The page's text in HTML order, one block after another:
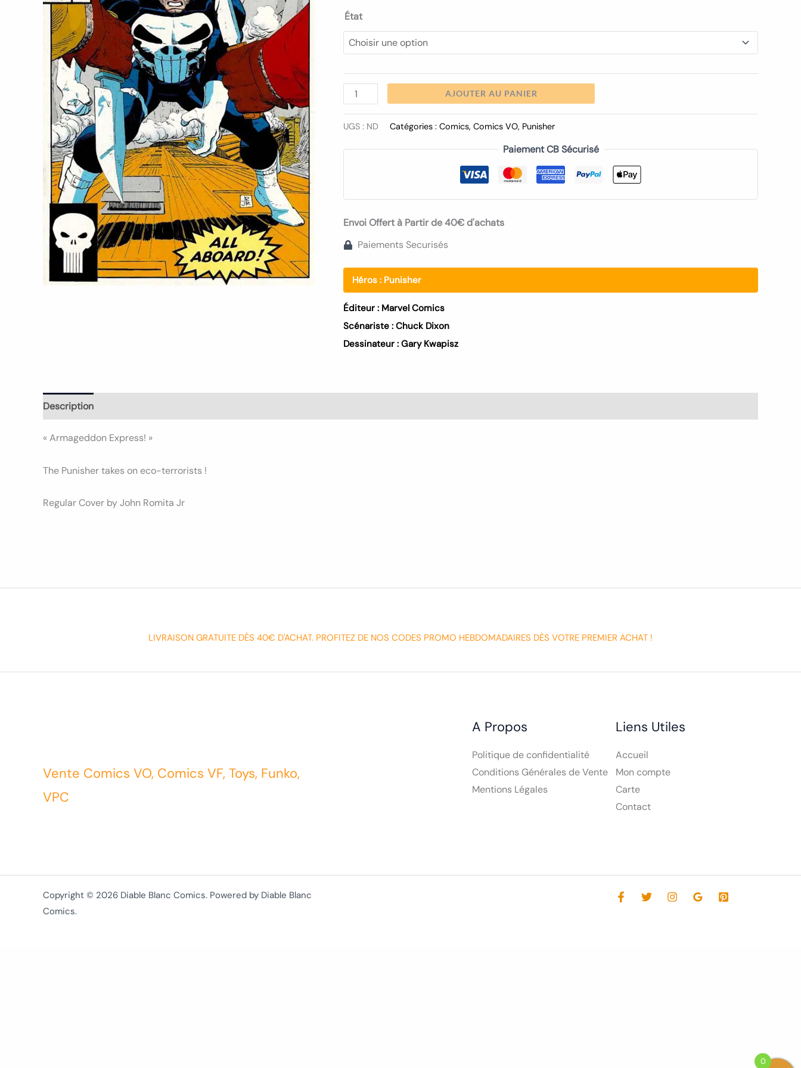
État
41
AJOUTER AU PANIER
UGS : ND Catégories : Comics, Comics VO, Punisher
Paiement CB Sécurisé
Envoi Offert à Partir de 40€ d'achats
Paiements Securisés
Héros : Punisher
Éditeur : Marvel Comics
Scénariste : Chuck Dixon
Dessinateur : Gary Kwapisz
Description
« Armageddon Express! »
The Punisher takes on eco-terrorists !
Regular Cover by John Romita Jr
LIVRAISON GRATUITE DÈS 40€ D'ACHAT. PROFITEZ DE NOS CODES PROMO HEBDOMADAIRES DÈS VOTRE PREMIER ACHAT !
Vente Comics VO, Comics VF, Toys, Funko,
VPC
A Propos
Politique de confidentialité
Conditions Générales de Vente
Mentions Légales
Liens Utiles
Accueil
Mon compte
Carte
Contact
Copyright © 2026 Diable Blanc Comics. Powered by Diable Blanc
Comics.
0